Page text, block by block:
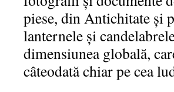
piese, din Antichitate și
lanternele și
dimensiunea globală,
câteodată chiar pe cea